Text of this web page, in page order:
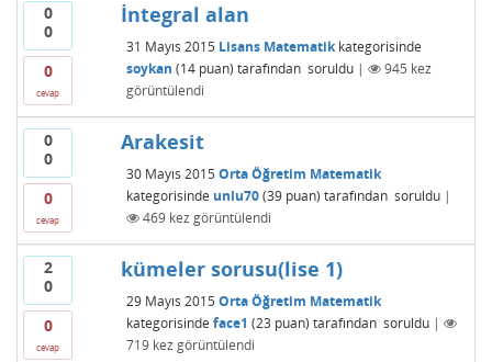
0
0
0
cevap
İntegral alan
31 Mayıs 2015 Lisans Matematikkategorisinde
soykan (14puan) tarafından soruldu | 945 kez
görüntülendi
0
0
0
cevap
Arakesit
30 Mayıs 2015 Orta Öğretim Matematik
kategorisinde unlu70 (39puan) tarafından soruldu |
469kez görüntülendi
2
0
0
cevap
kümeler sorusu(lise 1)
29 Mayıs 2015 Orta Öğretim Matematik
kategorisinde face1 (23 puan) tarafından soruldu |
719kez görüntülendi